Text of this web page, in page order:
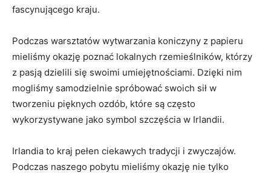
fascynującego kraju.
Podczas warsztatów wytwarzania koniczyny z papieru
mieliśmy okazję poznać lokalnych rzemieślników, którzy
⁢z pasją dzielili się swoimi umiejętnościami. Dzięki​ nim
mogliśmy samodzielnie spróbować swoich sił w
tworzeniu pięknych ozdób, które są często
wykorzystywane jako symbol szczęścia w Irlandii.
Irlandia to kraj pełen ciekawych tradycji i zwyczajów.
Podczas naszego pobytu mieliśmy okazję‍ nie ⁤tylko